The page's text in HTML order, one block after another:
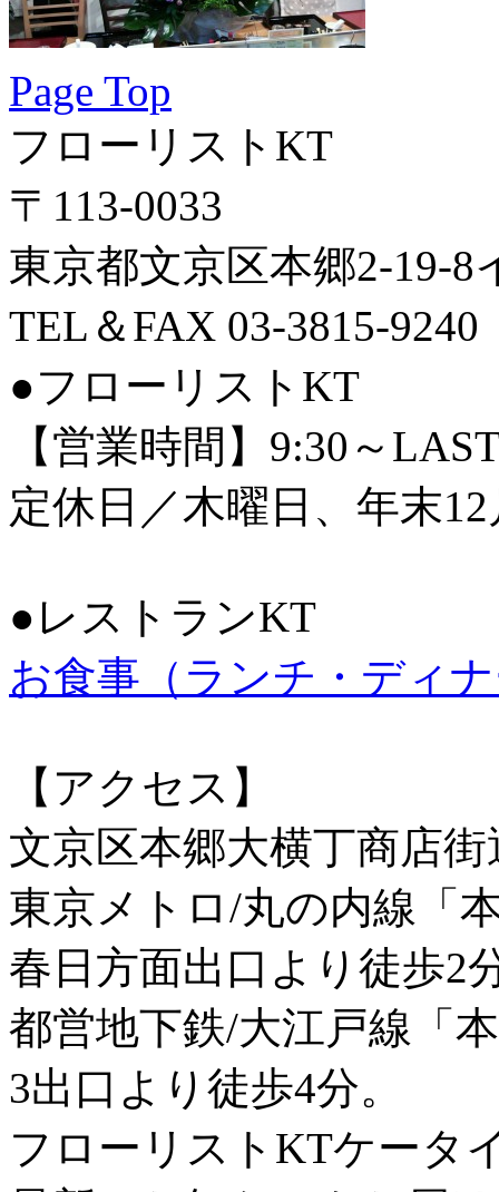
Page Top
フローリストKT
〒113-0033
東京都文京区本郷2-19-8
TEL＆FAX 03-3815-9240
●フローリストKT
【営業時間】9:30～
定休日／木曜日、年末
●レストランKT
お食事（ランチ・ディ
【アクセス】
文京区本郷大横丁商店
東京メトロ/丸の内線「
春日方面出口より徒歩2
都営地下鉄/大江戸線「
3出口より徒歩4分。
フローリストKTケータ